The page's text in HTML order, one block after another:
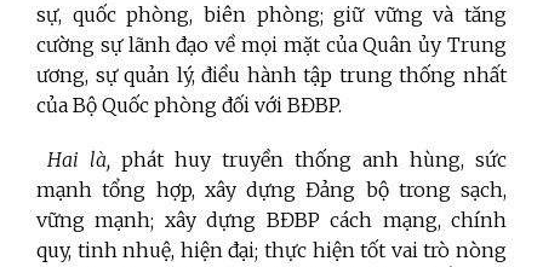
sự, quốc phòng, biên phòng; giữ vững và tăng
cường sự lãnh đạo về mọi mặt của Quân ủy Trung
ương, sự quản lý, điều hành tập trung thống nhất
của Bộ Quốc phòng đối với BĐBP.
Hai là, phát huy truyền thống anh hùng, sức
mạnh tổng hợp, xây dựng Đảng bộ trong sạch,
vững mạnh; xây dựng BĐBP cách mạng, chính
quy, tinh nhuệ, hiện đại; thực hiện tốt vai trò nòng